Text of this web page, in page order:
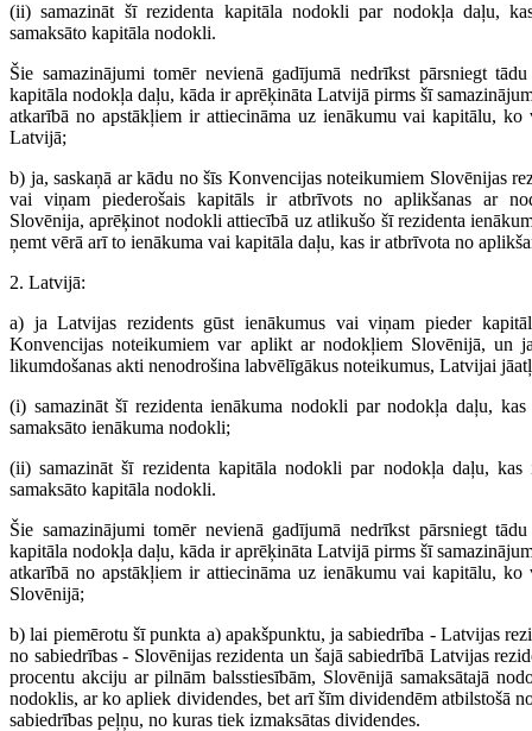
(ii) samazināt šī rezidenta kapitāla nodokli par nodokļa daļu,
samaksāto kapitāla nodokli.
Šie samazinājumi tomēr nevienā gadījumā nedrīkst pārsniegt
kapitāla nodokļa daļu, kāda ir aprēķināta Latvijā pirms šī
atkarībā no apstākļiem ir attiecināma uz ienākumu vai kapitālu,
Latvijā;
b) ja, saskaņā ar kādu no šīs Konvencijas noteikumiem Slovēnijas
vai viņam piederošais kapitāls ir atbrīvots no aplikšanas ar
Slovēnija, aprēķinot nodokli attiecībā uz atlikušo šī rezidenta
ņemt vērā arī to ienākuma vai kapitāla daļu, kas ir atbrīvota no
2. Latvijā:
a) ja Latvijas rezidents gūst ienākumus vai viņam pieder
Konvencijas noteikumiem var aplikt ar nodokļiem Slovēnijā, un
likumdošanas akti nenodrošina labvēlīgākus noteikumus, Latvijai
(i) samazināt šī rezidenta ienākuma nodokli par nodokļa daļu,
samaksāto ienākuma nodokli;
(ii) samazināt šī rezidenta kapitāla nodokli par nodokļa daļu,
samaksāto kapitāla nodokli.
Šie samazinājumi tomēr nevienā gadījumā nedrīkst pārsniegt
kapitāla nodokļa daļu, kāda ir aprēķināta Latvijā pirms šī
atkarībā no apstākļiem ir attiecināma uz ienākumu vai kapitālu,
Slovēnijā;
b) lai piemērotu šī punkta a) apakšpunktu, ja sabiedrība - Latvijas
no sabiedrības - Slovēnijas rezidenta un šajā sabiedrībā Latvijas
procentu akciju ar pilnām balsstiesībām, Slovēnijā samaksātajā
nodoklis, ar ko apliek dividendes, bet arī šīm dividendēm atbilstošā
sabiedrības peļņu, no kuras tiek izmaksātas dividendes.